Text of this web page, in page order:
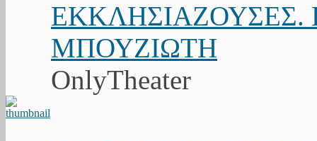
ΕΚΚΛΗΣΙΑΖΟΥΣΕΣ.
ΜΠΟΥΖΙΩΤΗ
OnlyTheater